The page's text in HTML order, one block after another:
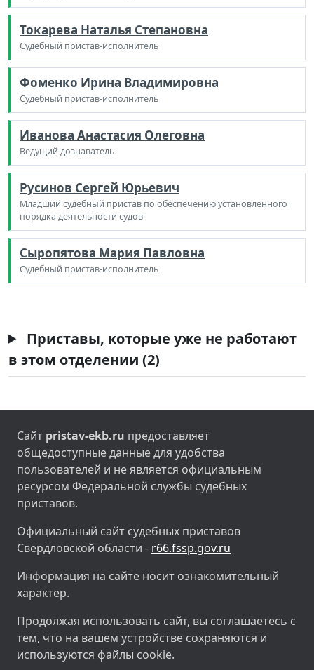
Токарева Наталья Степановна
Судебный пристав-исполнитель
Фоменко Ирина Владимировна
Судебный пристав-исполнитель
Иванова Анастасия Олеговна
Ведущий дознаватель
Русинов Сергей Юрьевич
Младший судебный пристав по обеспечению установленного
порядка деятельности судов
Сыропятова Мария Павловна
Судебный пристав-исполнитель
Приставы, которые уже не работают
в этом отделении (2)
Сайт pristav-ekb.ru предоставляет
общедоступные данные для удобства
пользователей и не является официальным
ресурсом Федеральной службы судебных
приставов.
Официальный сайт судебных приставов
Свердловской области - r66.fssp.gov.ru
Информация на сайте носит ознакомительный
характер.
Продолжая использовать сайт, вы соглашаетесь с
тем, что на вашем устройстве сохраняются и
используются файлы cookie.